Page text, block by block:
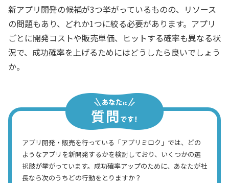
新アプリ開発の候補が3つ挙がっているものの、リソース
の問題もあり、どれか1つに絞る必要があります。アプリ
ごとに開発コストや販売単価、ヒットする確率も異なる状
況で、成功確率を上げるためにはどうしたら良いでしょう
か。
アプリ開発・販売を行っている「アプリミロク」では、どの
ようなアプリを新開発するかを検討しており、いくつかの選
択肢が挙がっています。成功確率アップのために、あなたが社
長なら次のうちどの行動をとりますか？